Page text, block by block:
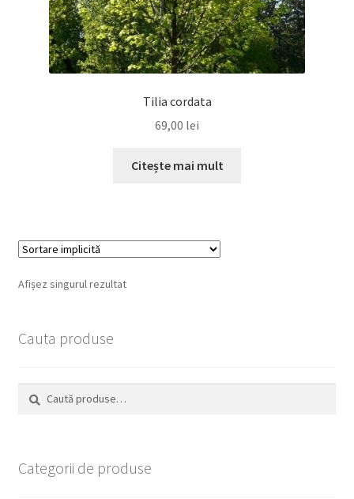
Tilia cordata
69,00 lei
Citește mai mult
Afișez singurul rezultat
Cauta produse
Caută
după:
Caută
Categorii de produse